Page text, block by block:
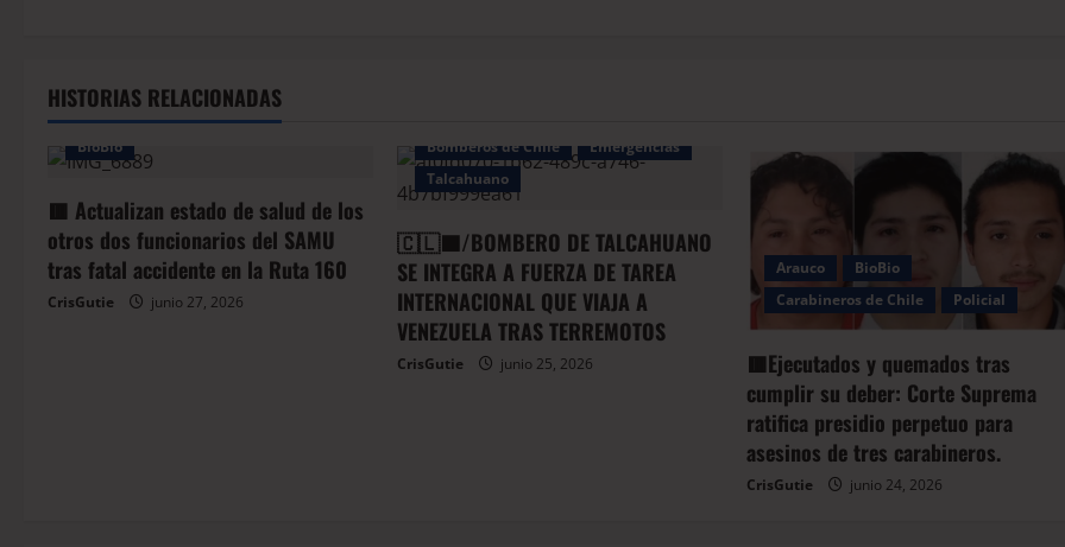
HISTORIAS RELACIONADAS
BioBio
🟥 Actualizan estado de salud de los
otros dos funcionarios del SAMU
tras fatal accidente en la Ruta 160
CrisGutie junio 27, 2026
Bomberos de Chile
Emergencias
Talcahuano
🇨🇱🟦/BOMBERO DE TALCAHUANO
SE INTEGRA A FUERZA DE TAREA
INTERNACIONAL QUE VIAJA A
VENEZUELA TRAS TERREMOTOS
CrisGutie junio 25, 2026
Arauco
BioBio
Carabineros de Chile
Policial
🟥Ejecutados y quemados tras
cumplir su deber: Corte Suprema
ratifica presidio perpetuo para
asesinos de tres carabineros.
CrisGutie junio 24, 2026